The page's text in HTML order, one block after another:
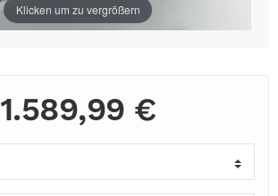
Klicken um zu vergrößern
1.589,99 €